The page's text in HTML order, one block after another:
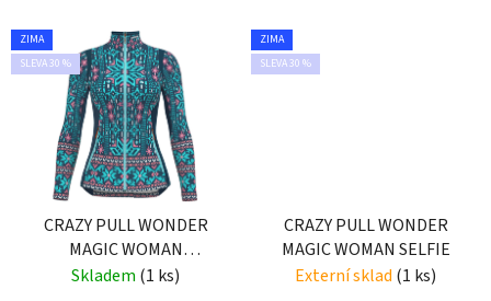
ZIMA
SLEVA 30 %
CRAZY PULL WONDER
MAGIC WOMAN
SNOWFLAKE
Skladem (1 ks)
ZIMA
SLEVA 30 %
CRAZY PULL WONDER
MAGIC WOMAN SELFIE
Externí sklad (1 ks)